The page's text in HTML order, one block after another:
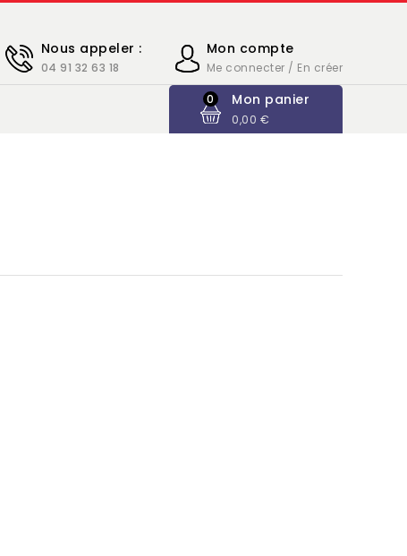
Mon compte
Me connecter / En créer
Nous appeler :
04 91 32 63 18
Mon panier
0
0,00 €